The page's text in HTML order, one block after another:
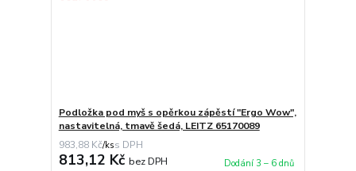
Podložka pod myš s opěrkou zápěstí "Ergo Wow",
nastavitelná, tmavě šedá, LEITZ 65170089
983,88 Kč/ks
813,12 Kč bez DPH Dodání 3 – 6 dnů